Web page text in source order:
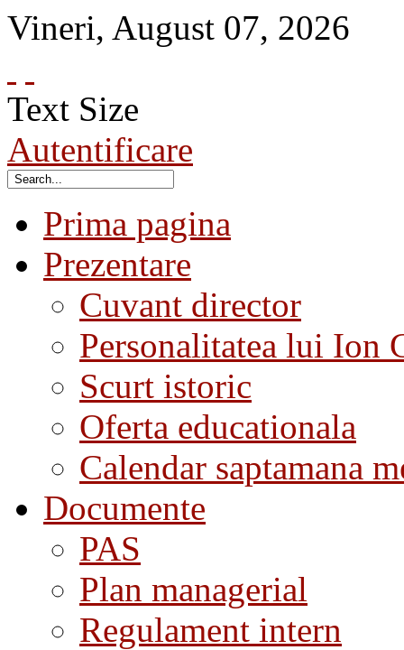
Vineri, August 07, 2026
Text Size
Autentificare
Prima pagina
Prezentare
Cuvant director
Personalitatea lui Ion
Scurt istoric
Oferta educationala
Calendar saptamana
Documente
PAS
Plan managerial
Regulament intern